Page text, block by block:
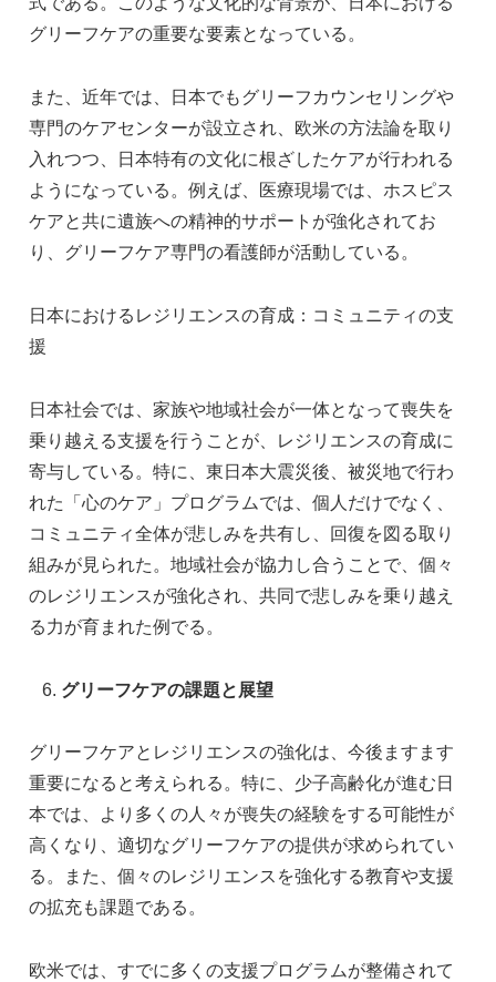
グリーフケアの重要な要素となっている。
また、近年では、日本でもグリーフカウンセリングや
専門のケアセンターが設立され、欧米の方法論を取り
入れつつ、日本特有の文化に根ざしたケアが行われる
ようになっている。例えば、医療現場では、ホスピス
ケアと共に遺族への精神的サポートが強化されてお
り、グリーフケア専門の看護師が活動している。
日本におけるレジリエンスの育成：コミュニティの支
援
日本社会では、家族や地域社会が一体となって喪失を
乗り越える支援を行うことが、レジリエンスの育成に
寄与している。特に、東日本大震災後、被災地で行わ
れた「心のケア」プログラムでは、個人だけでなく、
コミュニティ全体が悲しみを共有し、回復を図る取り
組みが見られた。地域社会が協力し合うことで、個々
のレジリエンスが強化され、共同で悲しみを乗り越え
る力が育まれた例でる。
グリーフケアの課題と展望
グリーフケアとレジリエンスの強化は、今後ますます
重要になると考えられる。特に、少子高齢化が進む日
本では、より多くの人々が喪失の経験をする可能性が
高くなり、適切なグリーフケアの提供が求められてい
る。また、個々のレジリエンスを強化する教育や支援
の拡充も課題である。
欧米では、すでに多くの支援プログラムが整備されて